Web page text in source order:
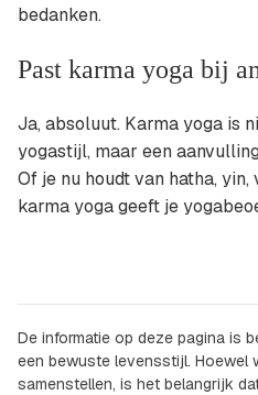
bedanken.
Past karma yoga bij
Ja, absoluut. Karma yoga is
yogastijl, maar een
Of je nu houdt van hatha,
karma yoga geeft je
De informatie op deze pagina is
een bewuste levensstijl. Hoewel
samenstellen, is het belangrijk